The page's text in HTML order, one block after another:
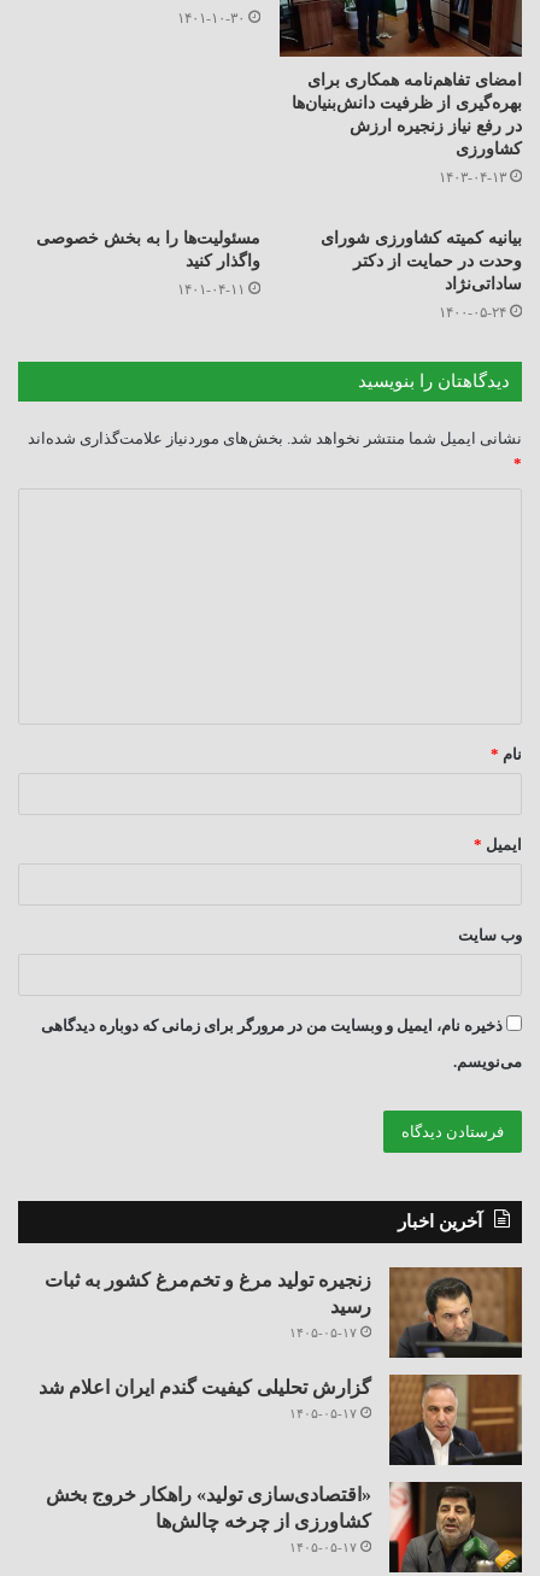
امضای تفاهم‌نامه همکاری برای
بهره‌گیری از ظرفیت دانش‌بنیان‌ها
در رفع نیاز زنجیره ارزش
کشاورزی
۱۴۰۳-۰۴-۱۳
۱۴۰۱-۱۰-۳۰
بیانیه کمیته کشاورزی شورای
وحدت در حمایت از دکتر
ساداتی‌نژاد
۱۴۰۰-۰۵-۲۴
مسئولیت‌ها را به بخش خصوصی
واگذار کنید
۱۴۰۱-۰۴-۱۱
دیدگاهتان را بنویسید
نشانی ایمیل شما منتشر نخواهد شد. بخش‌های موردنیاز علامت‌گذاری شده‌اند
*
نام *
ایمیل *
وب‌ سایت
ذخیره نام، ایمیل و وبسایت من در مرورگر برای زمانی که دوباره دیدگاهی
می‌نویسم.
آخرین اخبار
زنجیره تولید مرغ و تخم‌مرغ کشور به ثبات
رسید
۱۴۰۵-۰۵-۱۷
گزارش تحلیلی کیفیت گندم ایران اعلام شد
۱۴۰۵-۰۵-۱۷
«اقتصادی‌سازی تولید» راهکار خروج بخش
کشاورزی از چرخه چالش‌ها
۱۴۰۵-۰۵-۱۷